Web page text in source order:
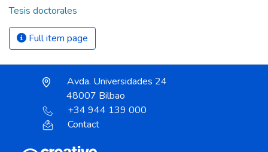
Tesis doctorales
Full item page
Avda. Universidades 24
48007 Bilbao
+34 944 139 000
Contact